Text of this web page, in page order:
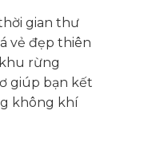
gian thư
vẻ đẹp thiên
rừng
giúp bạn kết
không khí